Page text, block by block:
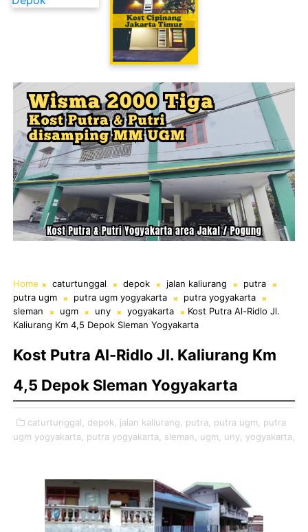
Kost Cipinang Jakarta Timur
Home caturtunggal depok jalan kaliurang
putra
putra ugm
putra ugm yogyakarta
putra yogyakarta
sleman
ugm uny yogyakarta
Kost Putra Al-Ridlo Jl.
Kaliurang Km 4,5 Depok Sleman Yogyakarta
Kost Putra Al-Ridlo Jl. Kaliurang Km
4,5 Depok Sleman Yogyakarta
caturtunggal, depok, jalan kaliurang, putra, putra ugm,
putra
ugm yogyakarta,
putra yogyakarta, sleman, ugm, uny, yogyakarta,